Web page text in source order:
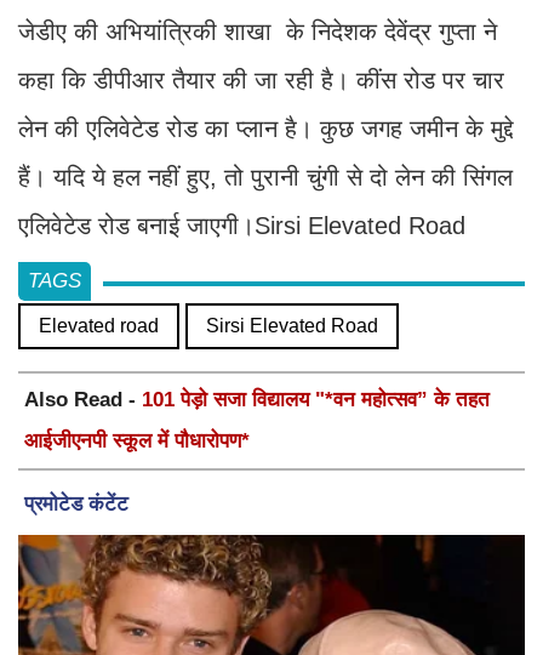
जेडीए की अभियांत्रिकी शाखा के निदेशक देवेंद्र गुप्ता ने
कहा कि डीपीआर तैयार की जा रही है। कींस रोड पर चार
लेन की एलिवेटेड रोड का प्लान है। कुछ जगह जमीन के मुद्दे
हैं। यदि ये हल नहीं हुए, तो पुरानी चुंगी से दो लेन की सिंगल
एलिवेटेड रोड बनाई जाएगी।Sirsi Elevated Road
TAGS
Elevated road Sirsi Elevated Road
Also Read - 101 पेड़ो सजा विद्यालय "*वन महोत्सव” के तहत
आईजीएनपी स्कूल में पौधारोपण*